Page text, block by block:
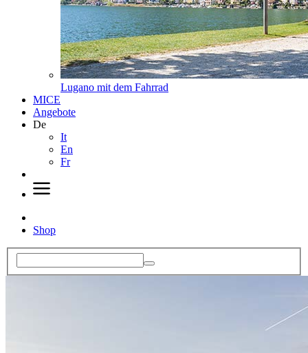
Lugano mit dem Fahrrad
MICE
Angebote
De
It
En
Fr
Shop